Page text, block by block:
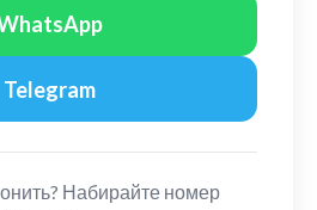
Telegram
Набирайте номер
перфорация Satin